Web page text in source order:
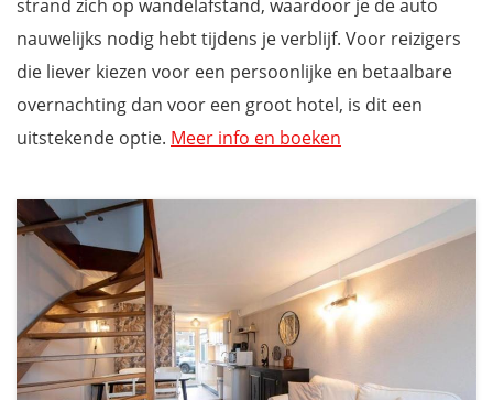
strand zich op wandelafstand, waardoor je de auto
nauwelijks nodig hebt tijdens je verblijf. Voor reizigers
die liever kiezen voor een persoonlijke en betaalbare
overnachting dan voor een groot hotel, is dit een
uitstekende optie. Meer info en boeken